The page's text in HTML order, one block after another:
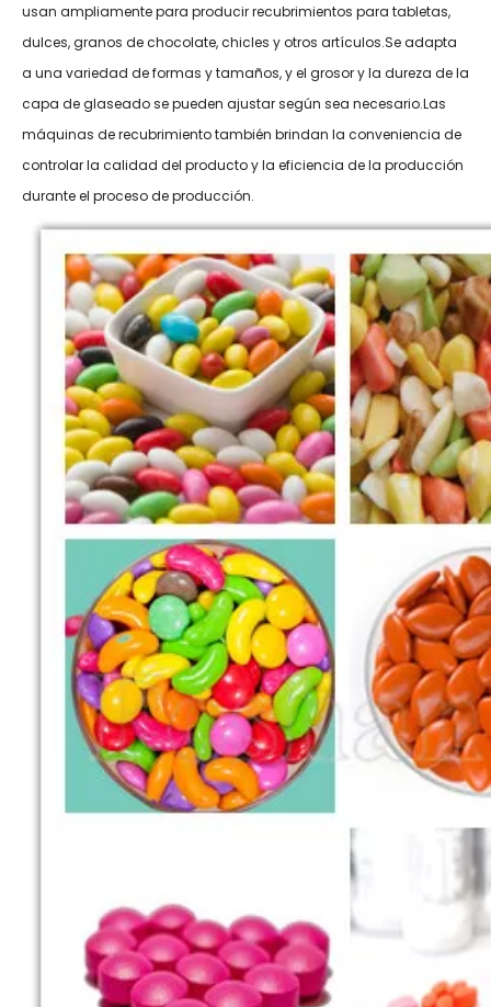
usan ampliamente para producir recubrimientos para tabletas,
dulces, granos de chocolate, chicles y otros artículos.Se adapta
a una variedad de formas y tamaños, y el grosor y la dureza de la
capa de glaseado se pueden ajustar según sea necesario.Las
máquinas de recubrimiento también brindan la conveniencia de
controlar la calidad del producto y la eficiencia de la producción
durante el proceso de producción.